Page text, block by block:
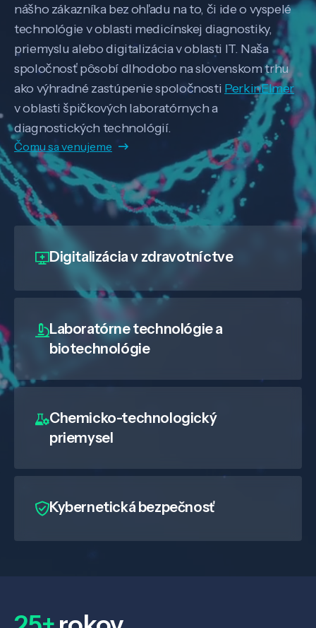
nášho zákazníka bez ohľadu na to, či ide o vyspelé
technológie v oblasti medicínskej diagnostiky,
priemyslu alebo digitalizácia v oblasti IT. Naša
spoločnosť pôsobí dlhodobo na slovenskom trhu
ako výhradné zastúpenie spoločnosti PerkinElmer
v oblasti špičkových laboratórnych a
diagnostických technológií.
Čomu sa venujeme
Digitalizáciav zdravotníctve
Laboratórne technológie a
biotechnológie
Chemicko-technologický
priemysel
Kybernetická bezpečnosť